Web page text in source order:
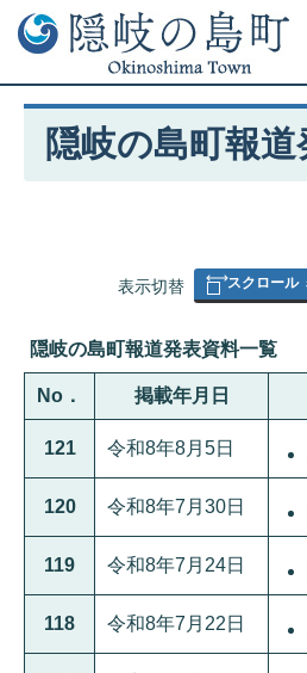
隠岐の島町報
表
み
の
表示切替 スクロール
隠岐の島町報道発表資料一覧
No． 掲載年月日
121 令和8年8月5日
120 令和8年7月30日
119 令和8年7月24日
118 令和8年7月22日